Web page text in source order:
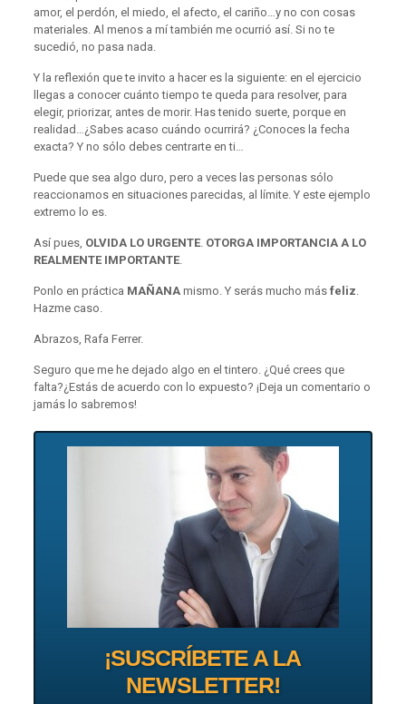
amor, el perdón, el miedo, el afecto, el cariño…y no con cosas
materiales. Al menos a mí también me ocurrió así. Si no te
sucedió, no pasa nada.
Y la reflexión que te invito a hacer es la siguiente: en el ejercicio
llegas a conocer cuánto tiempo te queda para resolver, para
elegir, priorizar, antes de morir. Has tenido suerte, porque en
realidad…¿Sabes acaso cuándo ocurrirá? ¿Conoces la fecha
exacta? Y no sólo debes centrarte en ti…
Puede que sea algo duro, pero a veces las personas sólo
reaccionamos en situaciones parecidas, al límite. Y este ejemplo
extremo lo es.
Así pues, OLVIDA LO URGENTE. OTORGA IMPORTANCIA A LO
REALMENTE IMPORTANTE.
Ponlo en práctica MAÑANAmismo. Y serás mucho más feliz
Hazme caso.
Abrazos, Rafa Ferrer.
Seguro que me he dejado algo en el tintero. ¿Qué crees que
falta?¿Estás de acuerdo con lo expuesto? ¡Deja un comentario o
jamás lo sabremos!
¡SUSCRÍBETE A LA
NEWSLETTER!